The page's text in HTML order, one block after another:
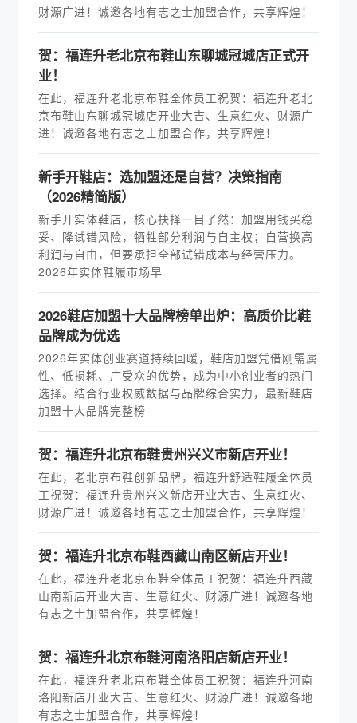
财源广进！诚邀各地有志之士加盟合作，共享辉煌！
贺：福连升老北京布鞋山东聊城冠城店正式开
业！
在此，福连升老北京布鞋全体员工祝贺：福连升老北
京布鞋山东聊城冠城店开业大吉、生意红火、财源广
进！诚邀各地有志之士加盟合作，共享辉煌！
新手开鞋店：选加盟还是自营？决策指南
（2026精简版）
新手开实体鞋店，核心抉择一目了然：加盟用钱买稳
妥、降试错风险，牺牲部分利润与自主权；自营换高
利润与自由，但要承担全部试错成本与经营压力。
2026年实体鞋履市场早
2026鞋店加盟十大品牌榜单出炉：高质价比鞋
品牌成为优选
2026年实体创业赛道持续回暖，鞋店加盟凭借刚需属
性、低损耗、广受众的优势，成为中小创业者的热门
选择。结合行业权威数据与品牌综合实力，最新鞋店
加盟十大品牌完整榜
贺：福连升北京布鞋贵州兴义市新店开业！
在此，老北京布鞋创新品牌，福连升舒适鞋履全体员
工祝贺：福连升贵州兴义新店开业大吉、生意红火、
财源广进！诚邀各地有志之士加盟合作，共享辉煌！
贺：福连升北京布鞋西藏山南区新店开业！
在此，福连升老北京布鞋全体员工祝贺：福连升西藏
山南新店开业大吉、生意红火、财源广进！诚邀各地
有志之士加盟合作，共享辉煌！
贺：福连升北京布鞋河南洛阳店新店开业！
在此，福连升老北京布鞋全体员工祝贺：福连升河南
洛阳新店开业大吉、生意红火、财源广进！诚邀各地
有志之士加盟合作，共享辉煌！